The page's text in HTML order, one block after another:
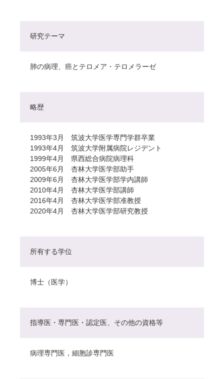
研究テーマ
肺の病理、癌とテロメア・テロメラーゼ
略歴
1993年3月 筑波大学医学専門学群卒業
1993年4月 筑波大学附属病院レジデント
1999年4月 県西総合病院病理科
2005年6月 杏林大学医学部助手
2009年6月 杏林大学医学部学内講師
2010年4月 杏林大学医学部講師
2016年4月 杏林大学医学部准教授
2020年4月 杏林大学医学部研究教授
所有する学位
博士（医学）
指導医・専門医・認定医、その他の資格等
病理専門医，細胞診専門医